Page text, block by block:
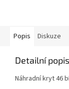
Popis Diskuze
Detailní
Náhradní kryt 46